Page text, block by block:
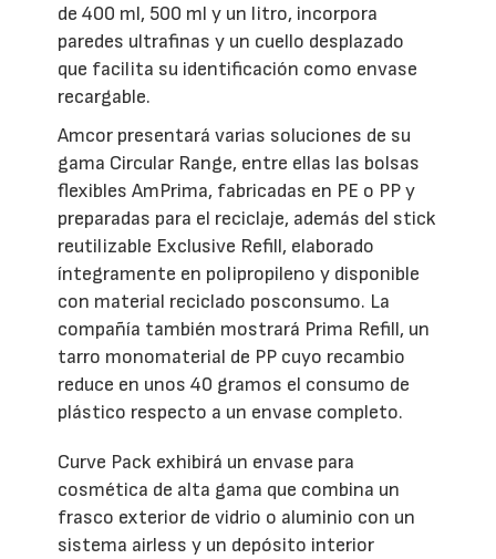
de 400 ml, 500 ml y un litro, incorpora
paredes ultrafinas y un cuello desplazado
que facilita su identificación como envase
recargable.
Amcor presentará varias soluciones de su
gama Circular Range, entre ellas las bolsas
flexibles AmPrima, fabricadas en PE o PP y
preparadas para el reciclaje, además del stick
reutilizable Exclusive Refill, elaborado
íntegramente en polipropileno y disponible
con material reciclado posconsumo. La
compañía también mostrará Prima Refill, un
tarro monomaterial de PP cuyo recambio
reduce en unos 40 gramos el consumo de
plástico respecto a un envase completo.
Curve Pack exhibirá un envase para
cosmética de alta gama que combina un
frasco exterior de vidrio o aluminio con un
sistema airless y un depósito interior